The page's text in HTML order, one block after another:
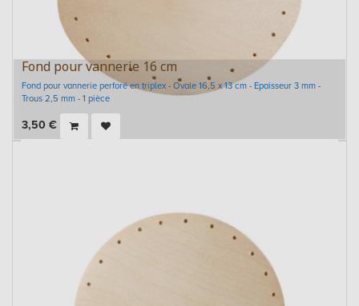
Fond pour vannerie 16 cm
Fond pour vannerie perforé en triplex - Ovale 16,5 x 13 cm - Epaisseur 3 mm -
Trous 2,5 mm - 1 pièce
3,50 €